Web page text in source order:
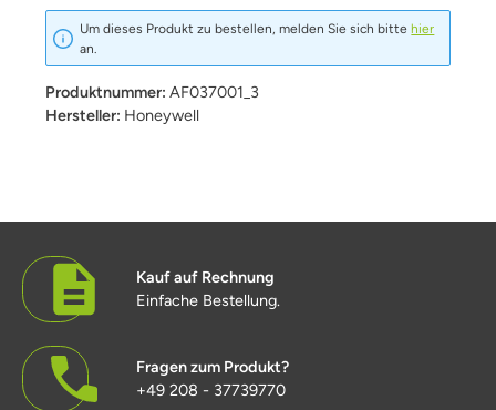
Um dieses Produkt zu bestellen, melden Sie sich bittehier
an.
Produktnummer: AF037001_3
Hersteller: Honeywell
Kauf auf Rechnung
Einfache Bestellung.
Fragen zum Produkt?
+49 208 - 37739770